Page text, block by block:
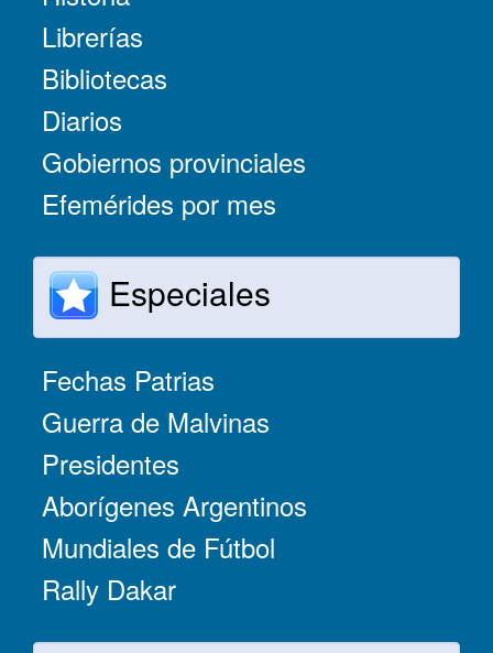
Librerías
Bibliotecas
Diarios
Gobiernos provinciales
Efemérides por mes
Especiales
Fechas Patrias
Guerra de Malvinas
Presidentes
Aborígenes Argentinos
Mundiales de Fútbol
Rally Dakar